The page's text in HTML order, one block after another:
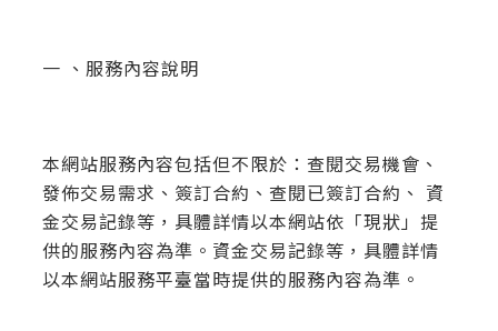
一 、服務內容說明
本網站服務內容包括但不限於：查閱交易機會、
發佈交易需求、簽訂合約、查閱已簽訂合約、 資
金交易記錄等，具體詳情以本網站依「現狀」提
供的服務內容為準。資金交易記錄等，具體詳情
以本網站服務平臺當時提供的服務內容為準。